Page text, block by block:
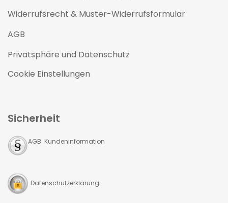
Widerrufsrecht & Muster-Widerrufsformular
AGB
Privatsphäre und Datenschutz
Cookie Einstellungen
Sicherheit
AGB Kundeninformation
Datenschutzerklärung